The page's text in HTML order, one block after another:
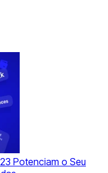
Potenciam o Seu